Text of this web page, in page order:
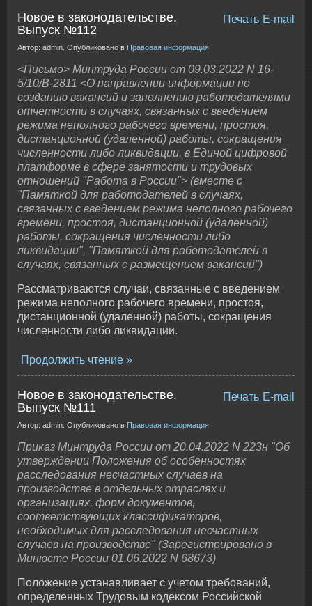
E-mail
Печать
Новое в законодательстве.
Выпуск №112
Автор: admin. Опубликовано в Правовая информация
<Письмо> Минтруда России от 09.03.2022 N 16-
5/10/В-2811 <О направлении информации по
созданию вакансий и заполнению работодателями
отчетности в случаях, связанных с введением
режима неполного рабочего времени, простоя,
дистанционной (удаленной) работы, сокращения
численности либо ликвидации, в Единой цифровой
платформе в сфере занятости и трудовых
отношений "Работа в России"> (вместе с
"Памяткой для работодателей в случаях,
связанных с введением режима неполного рабочего
времени, простоя, дистанционной (удаленной)
работы, сокращения численности либо
ликвидации", "Памяткой для работодателей в
случаях, связанных с размещением вакансий")
Рассматриваются случаи, связанные с введением
режима неполного рабочего времени, простоя,
дистанционной (удаленной) работы, сокращения
численности либо ликвидации.
Продолжить чтение
E-mail
Печать
Новое в законодательстве.
Выпуск №111
Автор: admin. Опубликовано в Правовая информация
Приказ Минтруда России от 20.04.2022 N 223н "Об
утверждении Положения об особенностях
расследования несчастных случаев на
производстве в отдельных отраслях и
организациях, форм документов,
соответствующих классификаторов,
необходимых для расследования несчастных
случаев на производстве" (Зарегистрировано в
Минюсте России 01.06.2022 N 68673)
Положение устанавливает с учетом требований,
определенных Трудовым кодексом Российской